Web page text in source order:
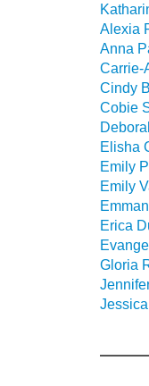
Alexia
Anna
Carrie-
Cindy
Cobie
Elisha
Emily
Emily
Erica
Gloria